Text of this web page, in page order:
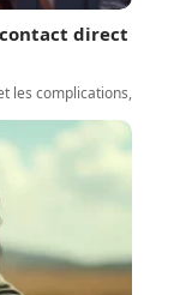
direct
les complications,